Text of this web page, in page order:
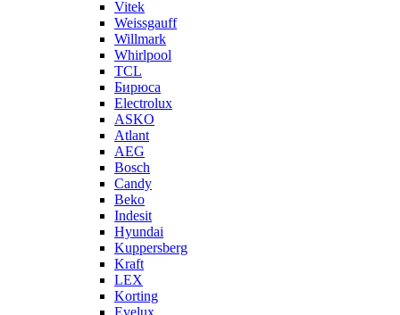
Vitek
Weissgauff
Willmark
Whirlpool
TCL
Бирюса
Electrolux
ASKO
Atlant
AEG
Bosch
Candy
Beko
Indesit
Hyundai
Kuppersberg
Kraft
LEX
Korting